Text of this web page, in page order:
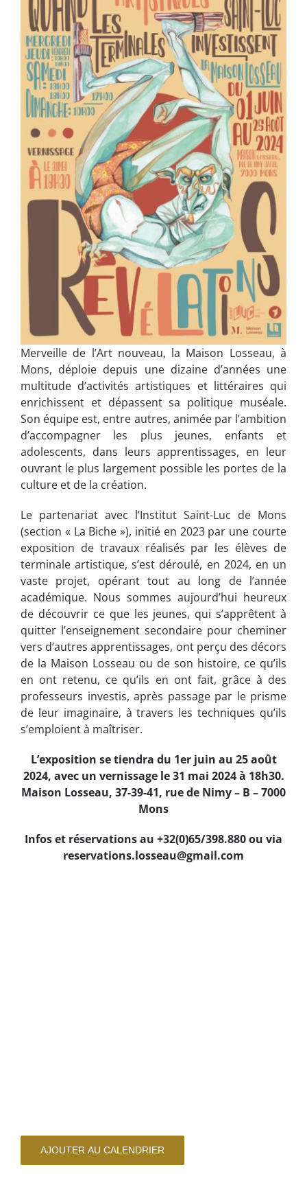
Merveille de l’Art nouveau, la Maison Losseau, à
Mons, déploie depuis une dizaine d’années une
multitude d’activités artistiques et littéraires qui
enrichissent et dépassent sa politique muséale.
Son équipe est, entre autres, animée par l’ambition
d’accompagner les plus jeunes, enfants et
adolescents, dans leurs apprentissages, en leur
ouvrant le plus largement possible les portes de la
culture et de la création.
Le partenariat avec l’Institut Saint-Luc de Mons
(section « La Biche »), initié en 2023 par une courte
exposition de travaux réalisés par les élèves de
terminale artistique, s’est déroulé, en 2024, en un
vaste projet, opérant tout au long de l’année
académique. Nous sommes aujourd’hui heureux
de découvrir ce que les jeunes, qui s’apprêtent à
quitter l’enseignement secondaire pour cheminer
vers d’autres apprentissages, ont perçu des décors
de la Maison Losseau ou de son histoire, ce qu’ils
en ont retenu, ce qu’ils en ont fait, grâce à des
professeurs investis, après passage par le prisme
de leur imaginaire, à travers les techniques qu’ils
s’emploient à maîtriser.
L’exposition se tiendra du 1er juin au 25 août
2024, avec un vernissage le 31 mai 2024 à 18h30.
Maison Losseau, 37-39-41, rue de Nimy – B – 7000
Mons
Infos et réservations au +32(0)65/398.880 ou via
reservations.losseau@gmail.com
AJOUTER AU CALENDRIER